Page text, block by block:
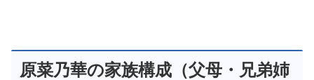
原菜乃華の家族構成（父母・兄弟姉